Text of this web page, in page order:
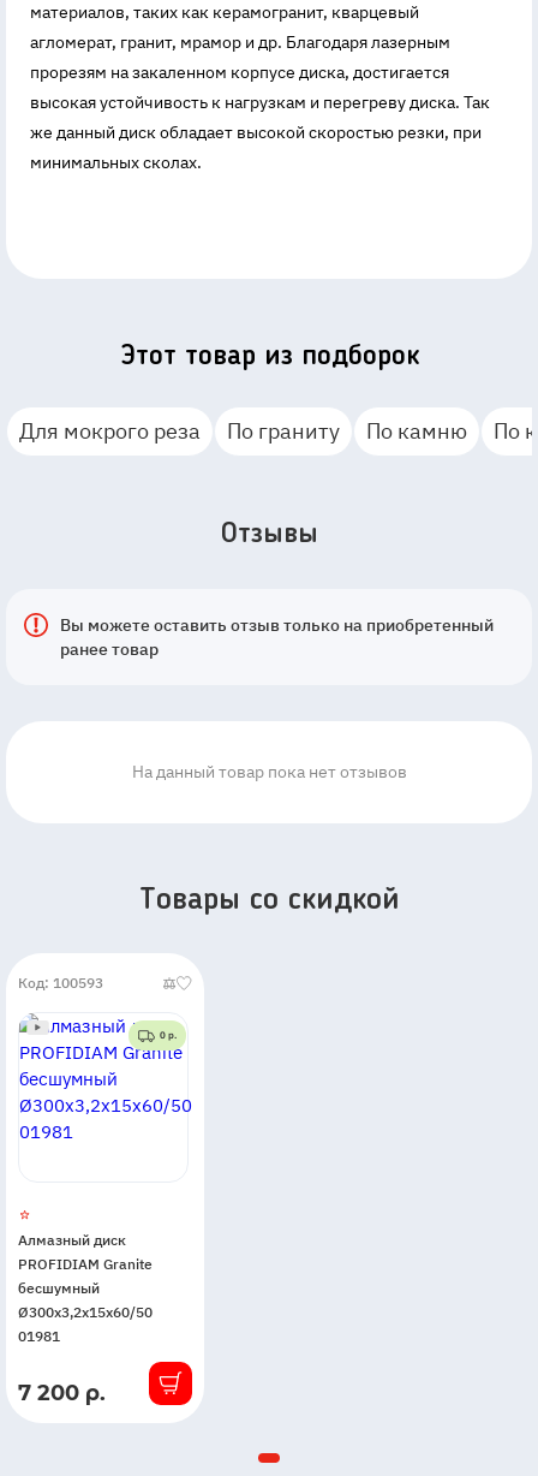
материалов, таких как керамогранит, кварцевый
агломерат, гранит, мрамор и др. Благодаря лазерным
прорезям на закаленном корпусе диска, достигается
высокая устойчивость к нагрузкам и перегреву диска. Так
же данный диск обладает высокой скоростью резки, при
минимальных сколах.
Этот товар из подборок
Для мокрого реза По граниту По камню По
Отзывы
Вы можете оставить отзыв только на приобретенный
ранее товар
На данный товар пока нет отзывов
Товары со скидкой
Код: 100593
0 р.
Алмазный диск
PROFIDIAM Granite
бесшумный
Ø300x3,2x15x60/50
01981
В
7 200 р.